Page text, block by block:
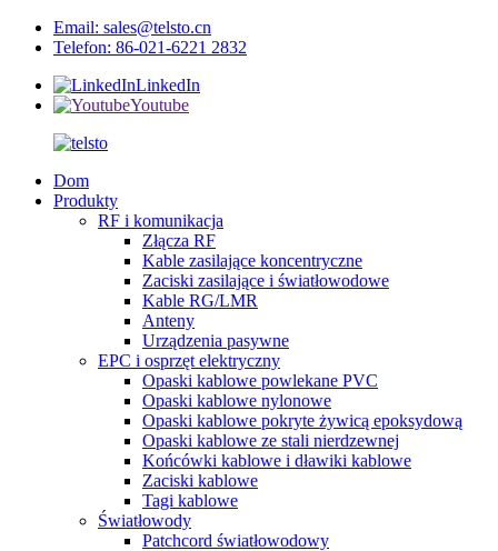
Email: sales@telsto.cn
Telefon: 86-021-6221 2832
LinkedIn
Youtube
Dom
Produkty
RF i komunikacja
Złącza RF
Kable zasilające koncentryczne
Zaciski zasilające i światłowodowe
Kable RG/LMR
Anteny
Urządzenia pasywne
EPC i osprzęt elektryczny
Opaski kablowe powlekane PVC
Opaski kablowe nylonowe
Opaski kablowe pokryte żywicą epoksydową
Opaski kablowe ze stali nierdzewnej
Końcówki kablowe i dławiki kablowe
Zaciski kablowe
Tagi kablowe
Światłowody
Patchcord światłowodowy